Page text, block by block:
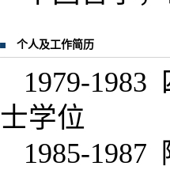
个人及工作简历
1979-1983
士学位
1985-1987